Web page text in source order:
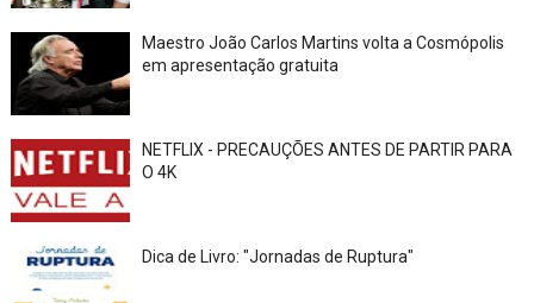
Maestro João Carlos Martins volta a Cosmópolis
em apresentação gratuita
NETFLIX - PRECAUÇÕES ANTES DE PARTIR PARA
O 4K
Dica de Livro: "Jornadas de Ruptura"